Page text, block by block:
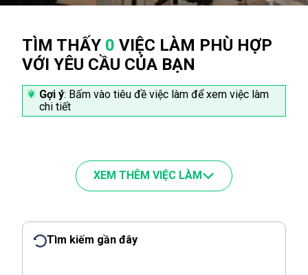
TÌM THẤY 0 VIỆC LÀM PHÙ HỢP
VỚI YÊU CẦU CỦA BẠN
Gợi ý: Bấm vào tiêu đề việc làm để xem việc làm
chi tiết
XEM THÊM VIỆC LÀM
Tìm kiếm gần đây